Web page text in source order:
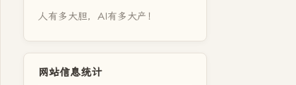
人有多大胆，AI有多大产！
网站信息统计